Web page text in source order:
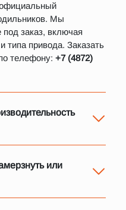
Мы
под заказ, включая
типа привода. Заказать
телефону: +7 (4872)
ваших
или